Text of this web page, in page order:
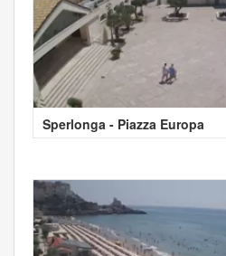
Sperlonga - Piazza Europa